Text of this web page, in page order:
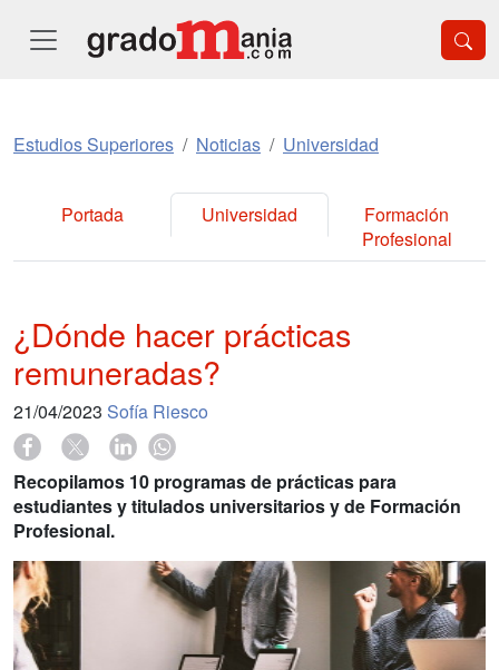
Estudios Superiores Noticias Universidad
Portada Universidad
Formación
Profesional
¿Dónde hacer prácticas
remuneradas?
21/04/2023 Sofía Riesco
Recopilamos 10 programas de prácticas para
estudiantes y titulados universitarios y de Formación
Profesional.